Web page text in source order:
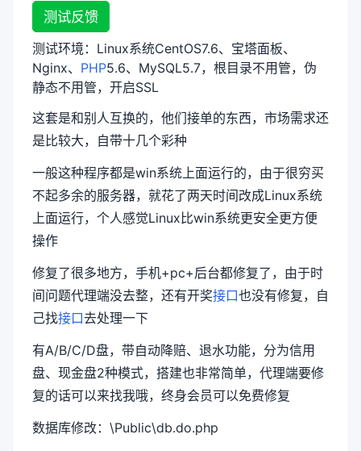
测试反馈
测试环境：Linux系统CentOS7.6、宝塔面板、
Nginx、 PHP5.6、MySQL5.7，根目录不用管，伪
静态不用管，开启SSL
这套是和别人互换的，他们接单的东西，市场需求还
是比较大，自带十几个彩种
一般这种程序都是win系统上面运行的，由于很穷买
不起多余的服务器，就花了两天时间改成Linux系统
上面运行，个人感觉Linux比win系统更安全更方便
操作
修复了很多地方，手机+pc+后台都修复了，由于时
间问题代理端没去整，还有开奖接口也没有修复，自
己找接口去处理一下
有A/B/C/D盘，带自动降赔、退水功能，分为信用
盘、现金盘2种模式，搭建也非常简单，代理端要修
复的话可以来找我哦，终身会员可以免费修复
数据库修改：\Public\db.do.php